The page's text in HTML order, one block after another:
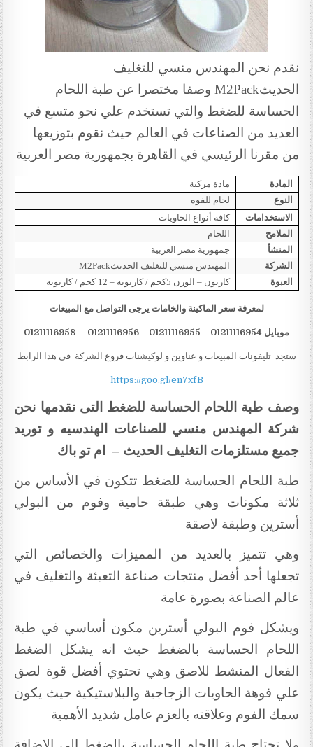
نقدم نحن المهندس منسي للتغليف
الحديثM2Pack وصفا مختصرا عن طبة اللحام
الحساسة للضغط والتي تستخدم علي نحو متسع في
العديد من الصناعات في العالم حيث نقوم بتوزيعها
من مقرنا الرئيسي في القاهرة بجمهورية مصر العربية
المادة
مادة مركبة
النوع
لحام للفوه
الاستخدامات
كافة أنواع الحاويات
الملامح
اللحام
المنشأ
جمهورية مصر العربية
الشركة
المهندس منسي للتغليف الحديثM2Pack
العبوة
كارتون – الوزن 5كجم / كارتونه – 12 كجم / كارتونه
لمعرفة سعر الماكينة والخامات يرجى التواصل مع المبيعات
موبايل 012 11116954 – 01211116955 – 01211116956 – 01211116958
ستجد تليفونات المبيعات و عناوين و لوكيشنات فروع الشركة في هذا الرابط
https://goo.gl/en7xfB
وصف طبة اللحام الحساسة للضغط
التى نقدمها نحن
شركة المهندس منسي للصناعات الهندسيه و توريد
جميع مستلزمات التغليف الحديث – ام تو باك
طبة اللحام الحساسة للضغط تتكون في الأساس من
ثلاثة مكونات وهي طبقة حامية وفوم من البولي
أسترين وطبقة لاصقة
وهي تتميز بالعديد من المميزات والخصائص التي
تجعلها أحد أفضل منتجات صناعة التعبئة والتغليف في
عالم الصناعة بصورة عامة
ويشكل فوم البولي أسترين مكون أساسي في طبة
اللحام الحساسة بالضغط حيث انه يشكل الضغط
الفعال المنشط للاصق وهي تحتوي أفضل قوة لصق
علي فوهة الحاويات الزجاجية والبلاستيكية حيث يكون
سمك الفوم وعلاقته بالعزم عامل شديد الأهمية